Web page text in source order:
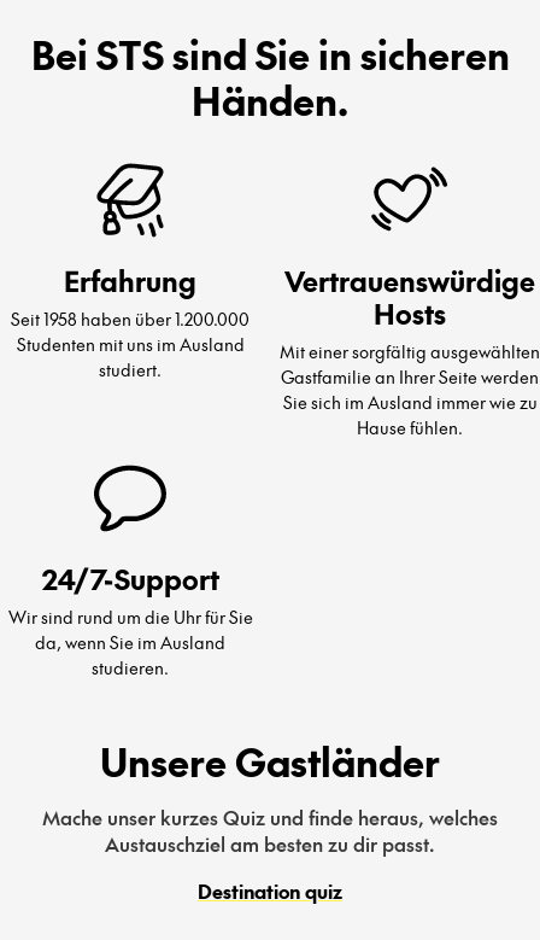
Bei STS sind Sie in sicheren
Händen.
Erfahrung
Seit 1958 haben über 1.200.000
Studenten mit uns im Ausland
studiert.
Vertrauenswürdige
Hosts
Mit einer sorgfältig ausgewählten
Gastfamilie an Ihrer Seite werden
Sie sich im Ausland immer wie zu
Hause fühlen.
24/7-Support
Wir sind rund um die Uhr für Sie
da, wenn Sie im Ausland
studieren.
Unsere Gastländer
Mache unser kurzes Quiz und finde heraus, welches
Austauschziel am besten zu dir passt.
Destination quiz